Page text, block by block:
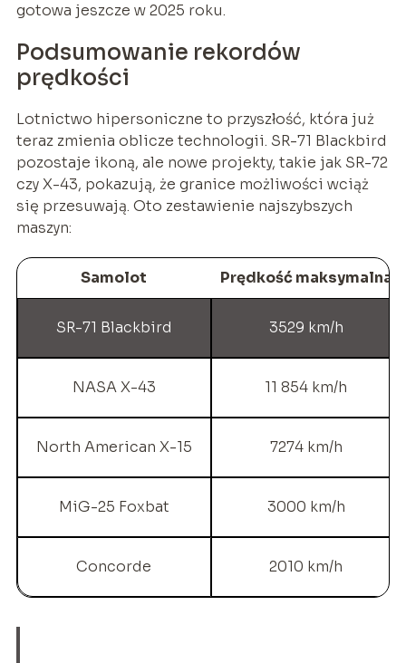
gotowa jeszcze w 2025 roku.
Podsumowanie rekordów
prędkości
Lotnictwo hipersoniczne to przyszłość, która już
teraz zmienia oblicze technologii. SR-71 Blackbird
pozostaje ikoną, ale nowe projekty, takie jak SR-72
czy X-43, pokazują, że granice możliwości wciąż
się przesuwają. Oto zestawienie najszybszych
maszyn:
Samolot Prędkość maksymalna
SR-71 Blackbird 3529 km/h
NASA X-43 11 854 km/h
North American X-15 7274 km/h
MiG-25 Foxbat 3000 km/h
Concorde 2010 km/h